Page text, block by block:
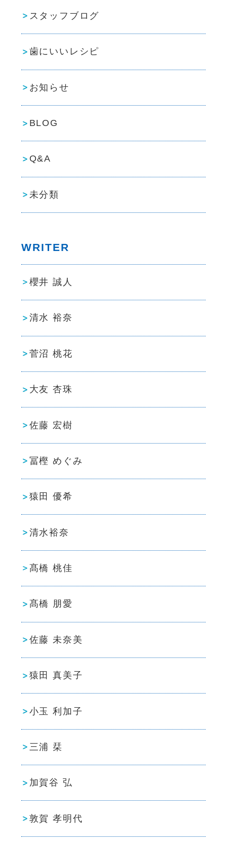
スタッフブログ
歯にいいレシピ
お知らせ
BLOG
Q&A
未分類
WRITER
櫻井 誠人
清水 裕奈
菅沼 桃花
大友 杏珠
佐藤 宏樹
冨樫 めぐみ
猿田 優希
清水裕奈
髙橋 桃佳
髙橋 朋愛
佐藤 未奈美
猿田 真美子
小玉 利加子
三浦 栞
加賀谷 弘
敦賀 孝明代